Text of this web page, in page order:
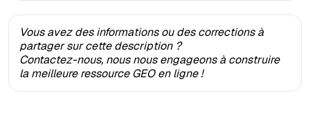
Vous avez des informations ou des corrections à
partager sur cette description ?
Contactez-nous, nous nous engageons à construire
la meilleure ressource GEO en ligne !